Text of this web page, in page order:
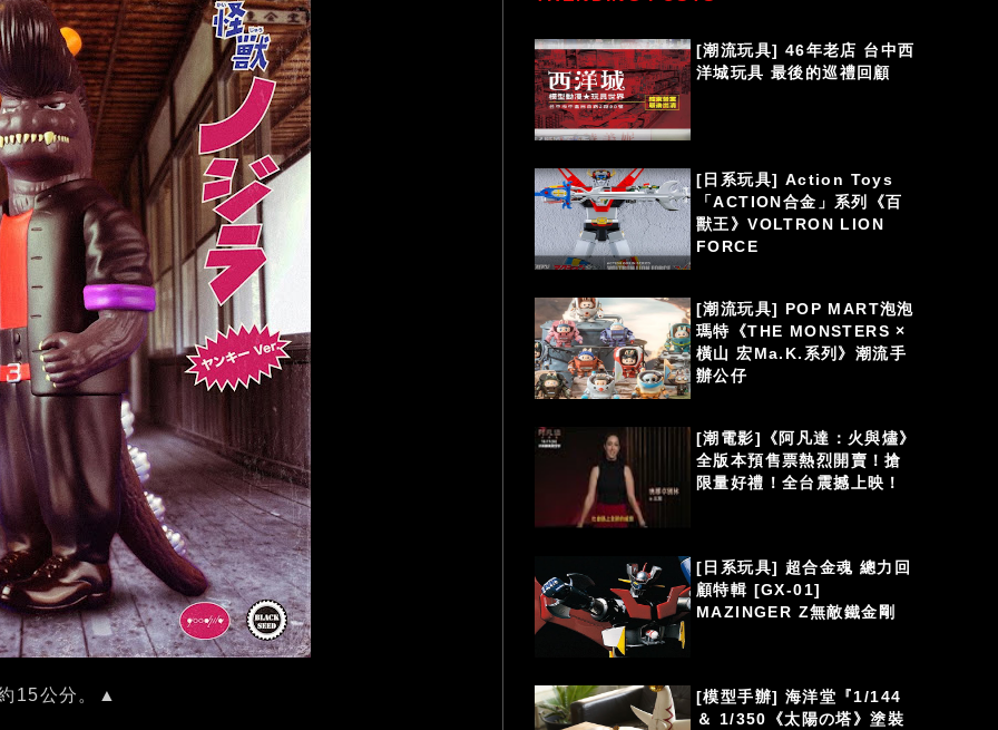
15公分。▲
[潮流玩具] 46年老店 台中西
洋城玩具 最後的巡禮回顧
[日系玩具] Action Toys
「ACTION合金」系列《百
獸王》VOLTRON LION
FORCE
[潮流玩具] POP MART泡泡
瑪特《THE MONSTERS ×
橫山 宏Ma.K.系列》潮流手
辦公仔
[潮電影]《阿凡達：火與燼》
全版本預售票熱烈開賣！搶
限量好禮！全台震撼上映！
[日系玩具] 超合金魂 總力回
顧特輯 [GX-01]
MAZINGER Z無敵鐵金剛
[模型手辦] 海洋堂『1/144
＆ 1/350《太陽の塔》塗裝